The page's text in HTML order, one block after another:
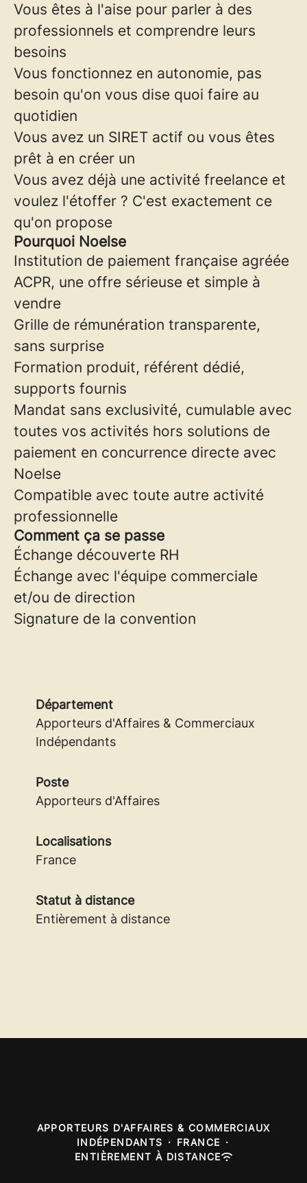
Vous êtes à l'aise pour parler à des
professionnels et comprendre leurs
besoins
Vous fonctionnez en autonomie, pas
besoin qu'on vous dise quoi faire au
quotidien
Vous avez un SIRET actif ou vous êtes
prêt à en créer un
Vous avez déjà une activité freelance et
voulez l'étoffer ? C'est exactement ce
qu'on propose
Pourquoi Noelse
Institution de paiement française agréée
ACPR, une offre sérieuse et simple à
vendre
Grille de rémunération transparente,
sans surprise
Formation produit, référent dédié,
supports fournis
Mandat sans exclusivité, cumulable avec
toutes vos activités hors solutions de
paiement en concurrence directe avec
Noelse
Compatible avec toute autre activité
professionnelle
Comment ça se passe
Échange découverte RH
Échange avec l'équipe commerciale
et/ou de direction
Signature de la convention
Département
Apporteurs d'Affaires & Commerciaux
Indépendants
Poste
Apporteurs d'Affaires
Localisations
France
Statut à distance
Entièrement à distance
APPORTEURS D'AFFAIRES & COMMERCIAUX
INDÉPENDANTS · FRANCE ·
ENTIÈREMENT À DISTANCE